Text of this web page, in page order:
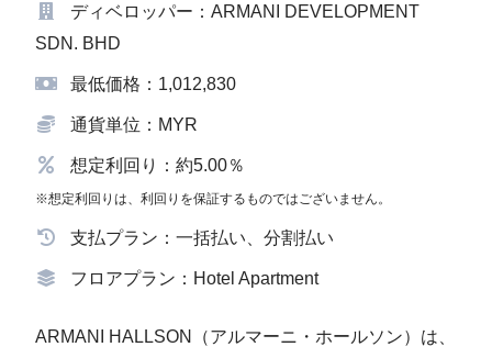
ディベロッパー：ARMANI DEVELOPMENT
SDN. BHD
最低価格：1,012,830
通貨単位：MYR
想定利回り：約5.00％
※想定利回りは、利回りを保証するものではございません。
支払プラン：一括払い、分割払い
フロアプラン：Hotel Apartment
ARMANI HALLSON（アルマーニ・ホールソン）は、